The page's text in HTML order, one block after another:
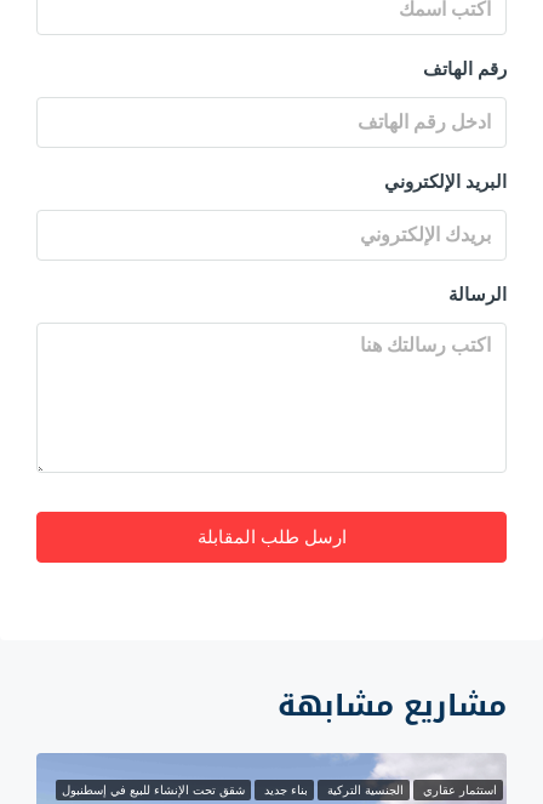
رقم الهاتف
البريد الإلكتروني
الرسالة
ارسل طلب المقابلة
مشاريع مشابهة
استثمار عقاري الجنسية التركية بناء جديد شقق تحت الإنشاء للبيع في إسطنبول